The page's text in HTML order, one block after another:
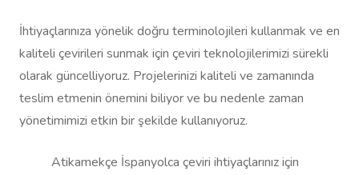
İhtiyaçlarınıza yönelik doğru terminolojileri kullanmak ve en
kaliteli çevirileri sunmak için çeviri teknolojilerimizi sürekli
olarak güncelliyoruz. Projelerinizi kaliteli ve zamanında
teslim etmenin önemini biliyor ve bu nedenle zaman
yönetimimizi etkin bir şekilde kullanıyoruz.
Atikamekçe İspanyolca çeviri ihtiyaçlarınız için